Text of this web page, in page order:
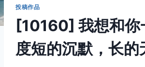
投稿作品
[10160] 我想和你
度短的沉默，长的